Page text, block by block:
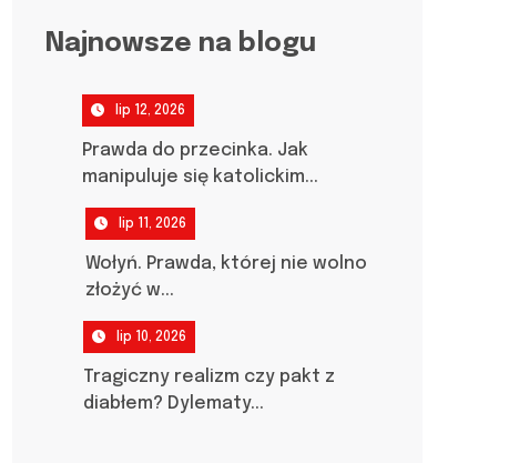
Najnowsze na blogu
lip 12, 2026
Prawda do przecinka. Jak
manipuluje się katolickim...
lip 11, 2026
Wołyń. Prawda, której nie wolno
złożyć w...
lip 10, 2026
Tragiczny realizm czy pakt z
diabłem? Dylematy...